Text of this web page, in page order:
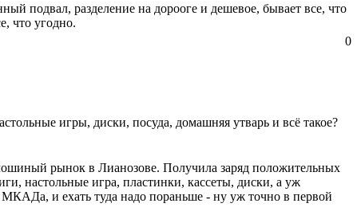
подвал, разделение на дорооге и дешевое, бывает все, что
что угодно.
0
игры, диски, посуда, домашняя утварь и всё такое?
рынок в Лианозове. Получила заряд положительных
настольные игра, пластинки, кассеты, диски, а уж
и ехать туда надо пораньше - ну уж точно в первой